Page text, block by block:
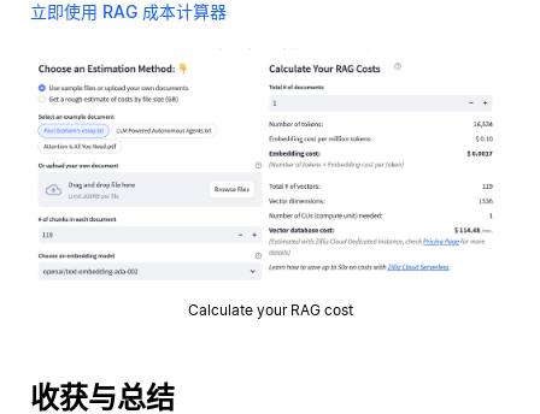
立即使用 RAG 成本计算器
Calculate your RAG cost
收获与总结